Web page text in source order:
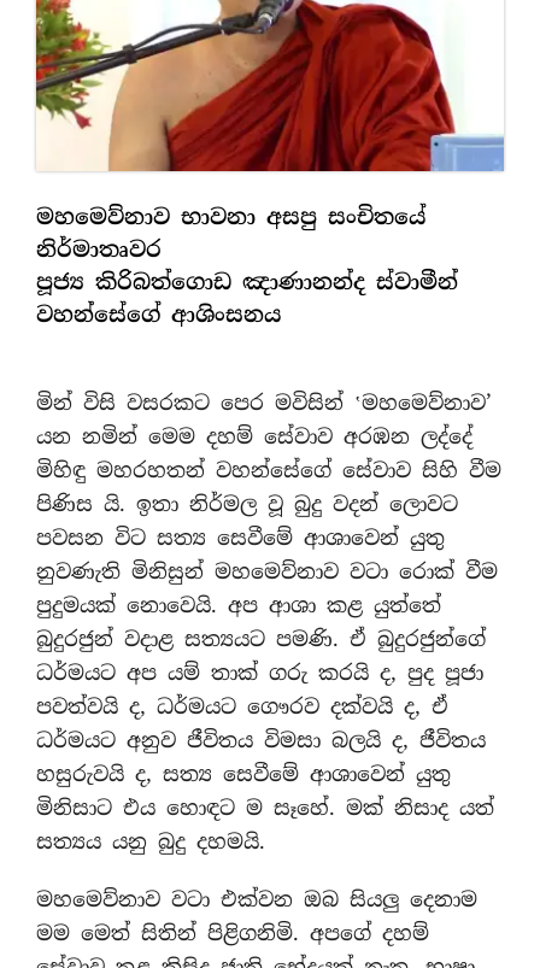
මහමෙව්නාව භාවනා අසපු සංචිතයේ
නිර්මාතෘවර
පූජ්‍ය කිරිබත්ගොඩ ඤාණානන්ද ස්වාමීන්
වහන්සේගේ ආශිංසනය
මින් විසි වසරකට පෙර මවිසින් ‛මහමෙව්නාව’
යන නමින් මෙම දහම් සේවාව අරඹන ලද්දේ
මිහිඳු මහරහතන් වහන්සේගේ සේවාව සිහි වීම
පිණිස යි. ඉතා නිර්මල වූ බුදු වදන් ලොවට
පවසන විට සත්‍ය සෙවීමේ ආශාවෙන් යුතු
නුවණැති මිනිසුන් මහමෙව්නාව වටා රොක් වීම
පුදුමයක් නොවෙයි. අප ආශා කළ යුත්තේ
බුදුරජුන් වදාළ සත්‍යයට පමණි. ඒ බුදුරජුන්ගේ
ධර්මයට අප යම් තාක් ගරු කරයි ද, පුද පූජා
පවත්වයි ද, ධර්මයට ගෞරව දක්වයි ද, ඒ
ධර්මයට අනුව ජීවිතය විමසා බලයි ද, ජීවිතය
හසුරුවයි ද, සත්‍ය සෙවීමේ ආශාවෙන් යුතු
මිනිසාට එය හොඳට ම සෑහේ. මක් නිසාද යත්
සත්‍යය යනු බුදු දහමයි.
මහමෙව්නාව වටා එක්වන ඔබ සියලු දෙනාම
මම මෙත් සිතින් පිළිගනිමි. අපගේ දහම්